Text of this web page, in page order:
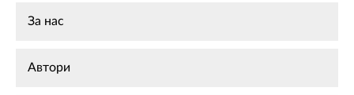
За нас
Автори